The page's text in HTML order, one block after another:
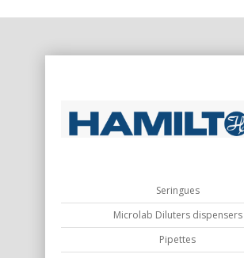
Seringues
Microlab Diluters dispensers
Pipettes